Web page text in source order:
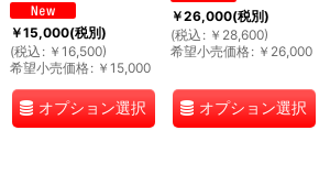
￥15,000(税別)
(税込 : ￥ 16,500)
希望小売価格: ￥ 15,000
オプション選択
￥26,000(税別)
(税込 : ￥ 28,600)
希望小売価格: ￥ 26,000
オプション選択